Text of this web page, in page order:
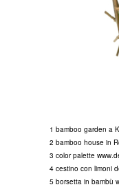
1 bamboo garden a
2 bamboo house in
3 color palette
4 cestino con limoni
5 borsetta in bambù